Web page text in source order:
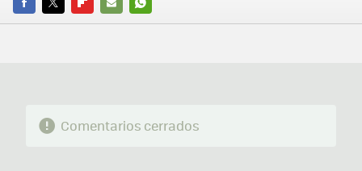
FACEBOOK
TWITTERFLIPBOARD
E-
WHATSAPP
Comentarios cerrados